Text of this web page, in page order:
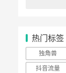
热门标签
独角兽
抖音流量